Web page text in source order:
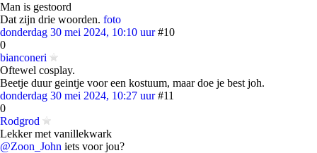
Man is gestoord
Dat zijn drie woorden. foto
donderdag 30 mei 2024, 10:10 uur #10
0
bianconeri
Oftewel cosplay.
Beetje duur geintje voor een kostuum, maar doe je best joh.
donderdag 30 mei 2024, 10:27 uur #11
0
Rodgrod
Lekker met vanillekwark
@Zoon_John iets voor jou?